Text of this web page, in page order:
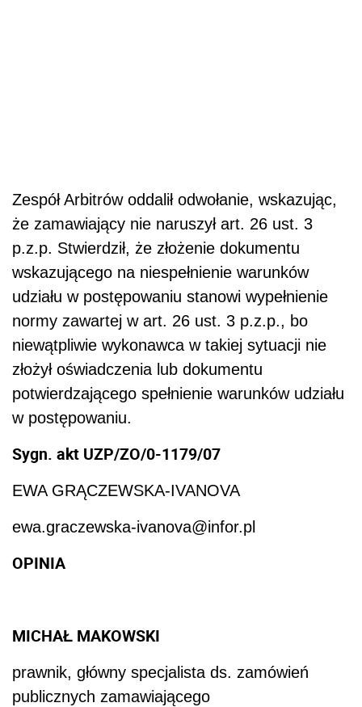
Zespół Arbitrów oddalił odwołanie, wskazując,
że zamawiający nie naruszył art. 26 ust. 3
p.z.p. Stwierdził, że złożenie dokumentu
wskazującego na niespełnienie warunków
udziału w postępowaniu stanowi wypełnienie
normy zawartej w art. 26 ust. 3 p.z.p., bo
niewątpliwie wykonawca w takiej sytuacji nie
złożył oświadczenia lub dokumentu
potwierdzającego spełnienie warunków udziału
w postępowaniu.
Sygn. akt UZP/ZO/0-1179/07
EWA GRĄCZEWSKA-IVANOVA
ewa.graczewska-ivanova@infor.pl
OPINIA
MICHAŁ MAKOWSKI
prawnik, główny specjalista ds. zamówień
publicznych zamawiającego